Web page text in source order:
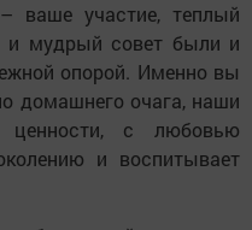
ваше участие, теплый
и мудрый совет были и
опорой. Именно вы
домашнего очага, наши
ценности, с любовью
и воспитывает